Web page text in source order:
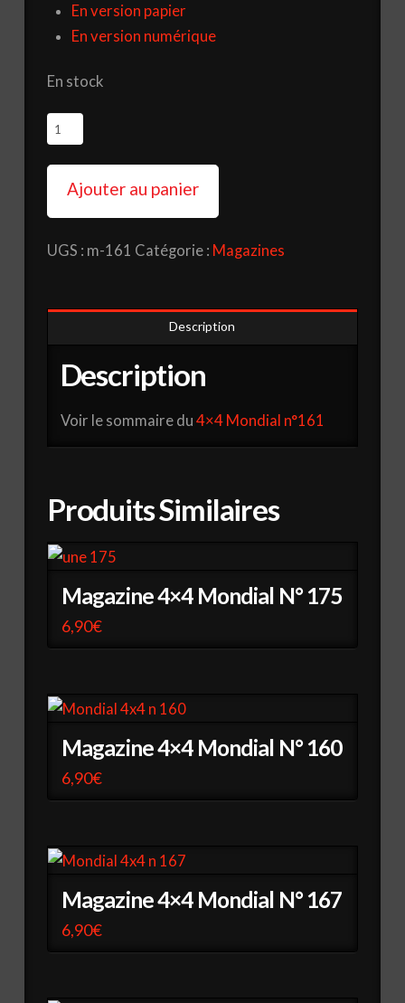
En version papier
En version numérique
En stock
quantité
de
4x4
N°
Ajouter au panier
UGS : m-161 Catégorie : Magazines
Description
Description
Voir le sommaire du 4×4 Mondial n°161
Produits Similaires
Magazine 4×4 Mondial N° 175
6,90€
Magazine 4×4 Mondial N° 160
6,90€
Magazine 4×4 Mondial N° 167
6,90€